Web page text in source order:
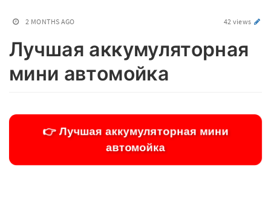
2 MONTHS AGO 42 views
Лучшая аккумуляторная
мини автомойка
👉 Лучшая аккумуляторная мини
автомойка